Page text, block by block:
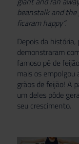
beanstalk and the
ficaram happy”.
Depois da
demonstraram
famoso pé de
mais os empolgou
grãos de feijão! A
um deles pôde
seu crescimento.